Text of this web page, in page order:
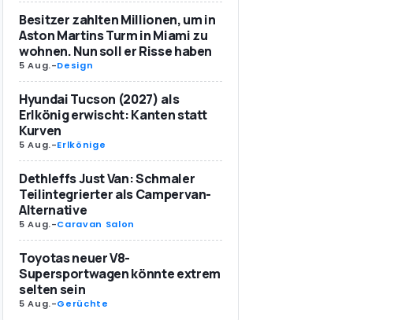
Besitzer zahlten Millionen, um in
Aston Martins Turm in Miami zu
wohnen. Nun soll er Risse haben
5 Aug.-Design
Hyundai Tucson (2027) als
Erlkönig erwischt: Kanten statt
Kurven
5 Aug.-Erlkönige
Dethleffs Just Van: Schmaler
Teilintegrierter als Campervan-
Alternative
5 Aug.-Caravan Salon
Toyotas neuer V8-
Supersportwagen könnte extrem
selten sein
5 Aug.-Gerüchte